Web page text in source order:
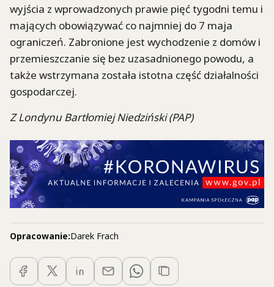
wyjścia z wprowadzonych prawie pięć tygodni temu i
mających obowiązywać co najmniej do 7 maja
ograniczeń. Zabronione jest wychodzenie z domów i
przemieszczanie się bez uzasadnionego powodu, a
także wstrzymana została istotna część działalności
gospodarczej.
Z Londynu Bartłomiej Niedziński (PAP)
Opracowanie:Darek Frach